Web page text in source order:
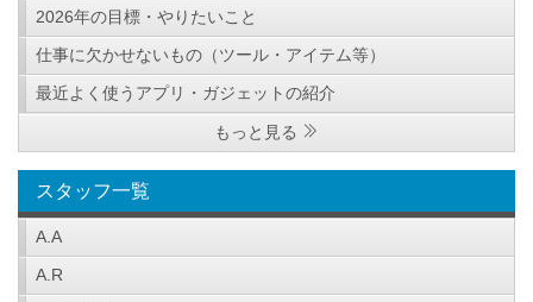
2026年の目標・やりたいこと
仕事に欠かせないもの（ツール・アイテム等）
最近よく使うアプリ・ガジェットの紹介
もっと見る
スタッフ一覧
A.A
A.R